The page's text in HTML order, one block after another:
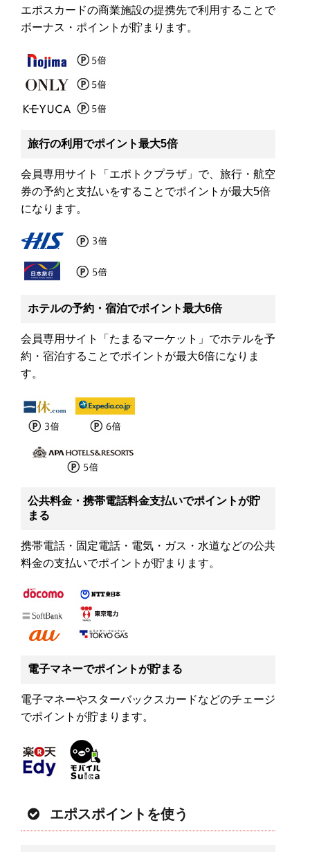
エポスカードの商業施設の提携先で利用することで
ボーナス・ポイントが貯まります。
旅行の利用でポイント最大5倍
会員専用サイト「エポトクプラザ」で、旅行・航空
券の予約と支払いをすることでポイントが最大5倍
になります。
ホテルの予約・宿泊でポイント最大6倍
会員専用サイト「たまるマーケット」でホテルを予
約・宿泊することでポイントが最大6倍になりま
す。
公共料金・携帯電話料金支払いでポイントが貯
まる
携帯電話・固定電話・電気・ガス・水道などの公共
料金の支払いでポイントが貯まります。
電子マネーでポイントが貯まる
電子マネーやスターバックスカードなどのチェージ
でポイントが貯まります。
エポスポイントを使う